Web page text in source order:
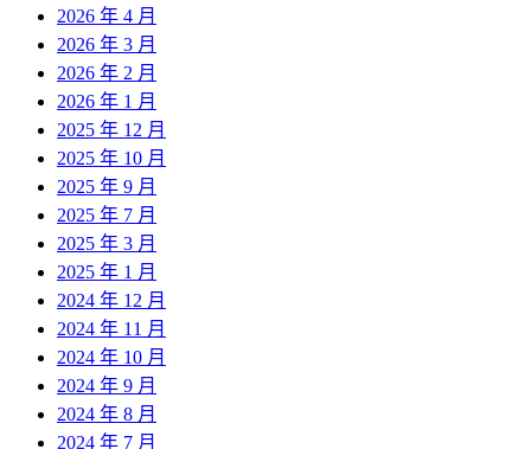
2026 年 4 月
2026 年 3 月
2026 年 2 月
2026 年 1 月
2025 年 12 月
2025 年 10 月
2025 年 9 月
2025 年 7 月
2025 年 3 月
2025 年 1 月
2024 年 12 月
2024 年 11 月
2024 年 10 月
2024 年 9 月
2024 年 8 月
2024 年 7 月